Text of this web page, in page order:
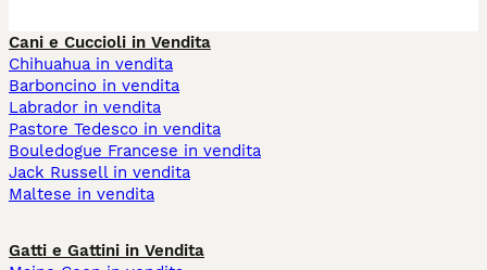
Cani e Cuccioli in Vendita
Chihuahua in vendita
Barboncino in vendita
Labrador in vendita
Pastore Tedesco in vendita
Bouledogue Francese in vendita
Jack Russell in vendita
Maltese in vendita
Gatti e Gattini in Vendita